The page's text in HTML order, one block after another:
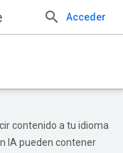
Acceder
contenido a tu idioma
IA pueden contener